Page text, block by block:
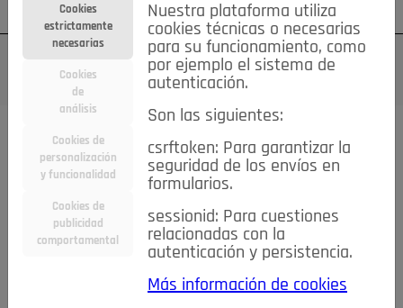
Su cuenta Regístrese ¿Olvidó su contraseña?
Todas las noticias..
#TePrestoMisOjos Caridad
Ciencia&Tecnología
Economía
Entretenimiento
Estilo de Vida
Internacional
Madrid Opinión IN
Pozuelo de Alarcón
Salud 🔴 En Directo
NOTICIAS
Cookies
estrictamente
necesarias
Cookies
de
análisis
Cookies de
personalización
y funcionalidad
Cookies de
publicidad
comportamental
Nuestra plataforma utiliza
cookies técnicas o necesarias
para su funcionamiento, como
por ejemplo el sistema de
autenticación.
Son las siguientes:
csrftoken: Para garantizar la
seguridad de los envíos en
formularios.
sessionid: Para cuestiones
relacionadas con la
autenticación y persistencia.
Más información de cookies